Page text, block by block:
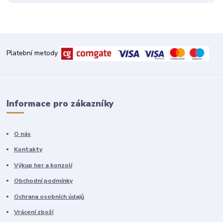
Platební metody
Informace pro zákazníky
O nás
Kontakty
Výkup her a konzolí
Obchodní podmínky
Ochrana osobních údajů
Vrácení zboží